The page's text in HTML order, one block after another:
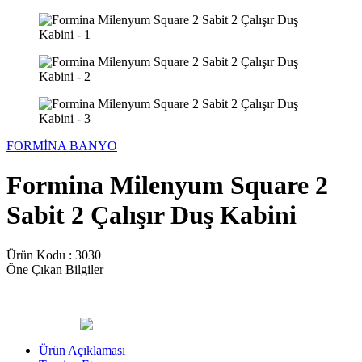
FORMİNA BANYO
Formina Milenyum Square 2
Sabit 2 Çalışır Duş Kabini
Ürün Kodu : 3030
Öne Çıkan Bilgiler
Ürün Açıklaması